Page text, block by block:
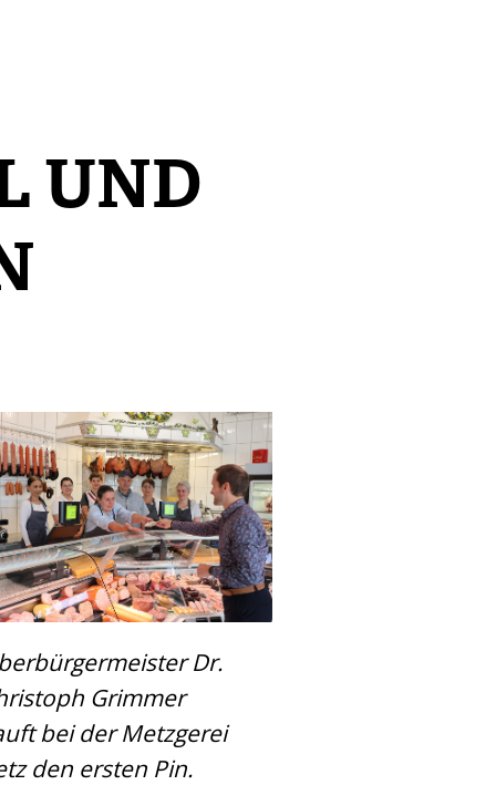
UND
Dr.
Grimmer
bei der Metzgerei
den ersten Pin.